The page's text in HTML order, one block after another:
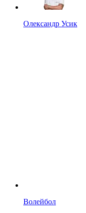
Олександр Усик
Волейбол